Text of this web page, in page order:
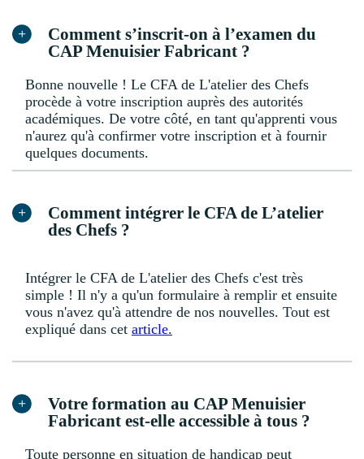
Comment s’inscrit-on à l’examen du
CAP Menuisier Fabricant ?
Bonne nouvelle ! Le CFA de L'atelier des Chefs
procède à votre inscription auprès des autorités
académiques. De votre côté, en tant qu'apprenti vous
n'aurez qu'à confirmer votre inscription et à fournir
quelques documents.
Comment intégrer le CFA de L’atelier
des Chefs ?
Intégrer le CFA de L'atelier des Chefs c'est très
simple ! Il n'y a qu'un formulaire à remplir et ensuite
vous n'avez qu'à attendre de nos nouvelles. Tout est
expliqué dans cet article.
Votre formation au CAP Menuisier
Fabricant est-elle accessible à tous ?
Toute personne en situation de handicap peut